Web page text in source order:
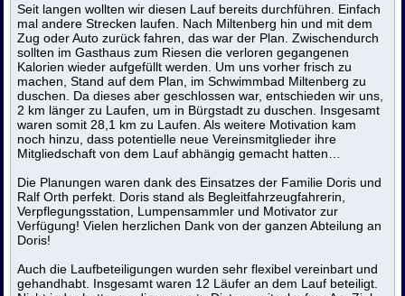
Seit langen wollten wir diesen Lauf bereits durchführen. Einfach
mal andere Strecken laufen. Nach Miltenberg hin und mit dem
Zug oder Auto zurück fahren, das war der Plan. Zwischendurch
sollten im Gasthaus zum Riesen die verloren gegangenen
Kalorien wieder aufgefüllt werden. Um uns vorher frisch zu
machen, Stand auf dem Plan, im Schwimmbad Miltenberg zu
duschen. Da dieses aber geschlossen war, entschieden wir uns,
2 km länger zu Laufen, um in Bürgstadt zu duschen. Insgesamt
waren somit 28,1 km zu Laufen. Als weitere Motivation kam
noch hinzu, dass potentielle neue Vereinsmitglieder ihre
Mitgliedschaft von dem Lauf abhängig gemacht hatten…
Die Planungen waren dank des Einsatzes der Familie Doris und
Ralf Orth perfekt. Doris stand als Begleitfahrzeugfahrerin,
Verpflegungsstation, Lumpensammler und Motivator zur
Verfügung! Vielen herzlichen Dank von der ganzen Abteilung an
Doris!
Auch die Laufbeteiligungen wurden sehr flexibel vereinbart und
gehandhabt. Insgesamt waren 12 Läufer an dem Lauf beteiligt.